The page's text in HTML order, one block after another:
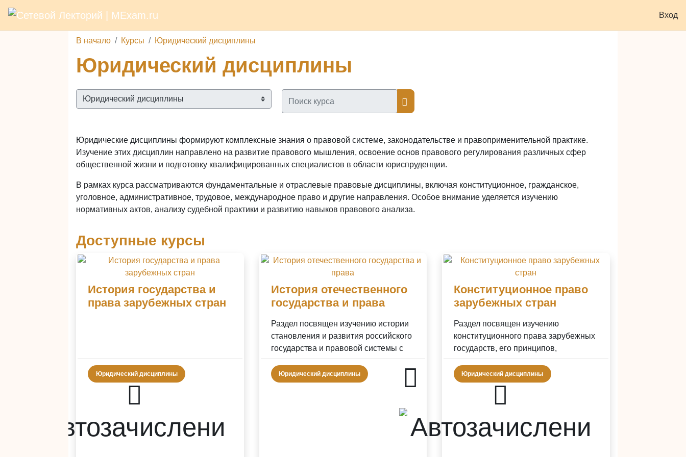
Перейти к основному содержанию
Вход
В начало Курсы Юридический дисциплины
Юридический дисциплины
Категории курсов
Поиск курса
Поиск курса
Юридические дисциплины формируют комплексные знания о правовой системе, законодательстве и правоприменительной практике.
Изучение этих дисциплин направлено на развитие правового мышления, освоение основ правового регулирования различных сфер
общественной жизни и подготовку квалифицированных специалистов в области юриспруденции.
В рамках курса рассматриваются фундаментальные и отраслевые правовые дисциплины, включая конституционное, гражданское,
уголовное, административное, трудовое, международное право и другие направления. Особое внимание уделяется изучению
нормативных актов, анализу судебной практики и развитию навыков правового анализа.
Доступные курсы
История государства и
права зарубежных стран
Юридический дисциплины
История отечественного
государства и права
Раздел посвящен изучению истории
становления и развития российского
государства и правовой системы с
древнейших времен до
современности. Курс охват...
Юридический дисциплины
Конституционное право
зарубежных стран
Раздел посвящен изучению
конституционного права зарубежных
государств, его принципов,
источников, структуры и механизмов
функционирования. Курс охв...
Юридический дисциплины